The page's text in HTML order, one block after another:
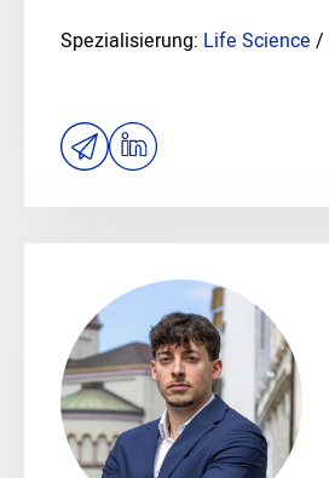
Spezialisierung: Life Science /